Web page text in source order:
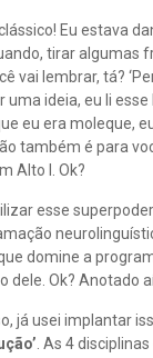
Eu estava
tirar algumas
lembrar, tá?
ideia, eu li
eu era moleque,
é para
Alto I. Ok?
esse
domine a
dele. Ok? Anotado
já usei implantar
. As 4